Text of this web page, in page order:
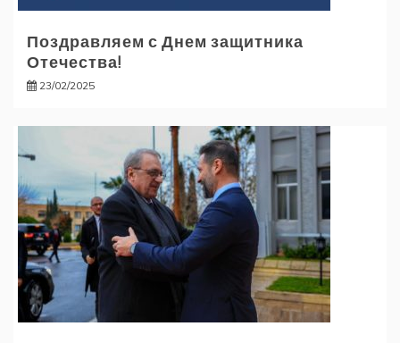
Поздравляем с Днем защитника
Отечества!
23/02/2025